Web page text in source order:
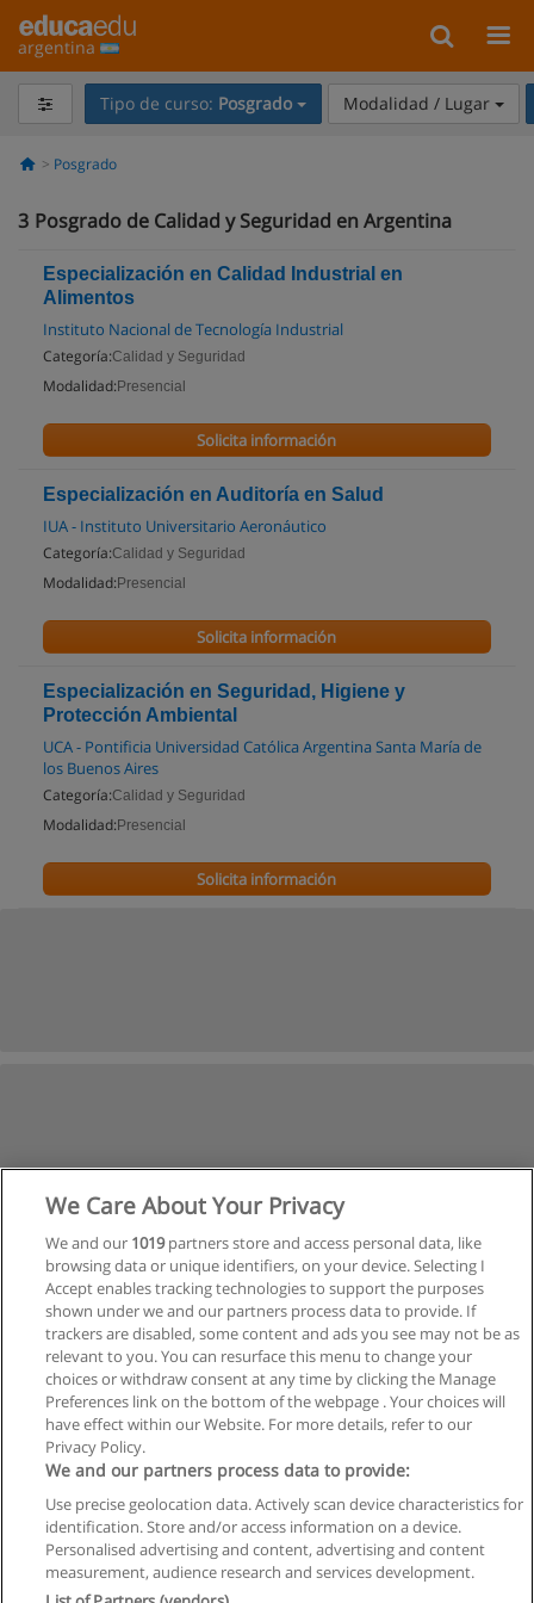
argentina
Tipo de curso: Posgrado Modalidad / Lugar
Posgrado
3 Posgrado de Calidad y Seguridad en Argentina
Especialización en Calidad Industrial en
Alimentos
Instituto Nacional de Tecnología Industrial
Categoría:Calidad y Seguridad
Modalidad: Presencial
Solicita información
Especialización en Auditoría en Salud
IUA - Instituto Universitario Aeronáutico
Categoría:Calidad y Seguridad
Modalidad: Presencial
Solicita información
Especialización en Seguridad, Higiene y
Protección Ambiental
UCA - Pontificia Universidad Católica Argentina Santa María de
los Buenos Aires
Categoría:Calidad y Seguridad
Modalidad: Presencial
Solicita información
Privacidad de datos
Contactar con Educaedu
We Care About Your Privacy
We and our 1019partners store and access personal data, like
browsing data or unique identifiers, on your device. Selecting I
Accept enables tracking technologies to support the purposes
shown under we and our partners process data to provide. If
trackers are disabled, some content and ads you see may not be as
relevant to you. You can resurface this menu to change your
choices or withdraw consent at any time by clicking the Manage
Preferences link on the bottom of the webpage . Your choices will
have effect within our Website. For more details, refer to our
Privacy Policy.
We and our partners process data to provide:
Use precise geolocation data. Actively scan device characteristics for
identification. Store and/or access information on a device.
Personalised advertising and content, advertising and content
measurement, audience research and services development.